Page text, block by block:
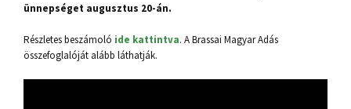
ünnepséget augusztus 20-án.
Részletes beszámoló ide kattintva. A Brassai Magyar Adás
összefoglalóját alább láthatják.